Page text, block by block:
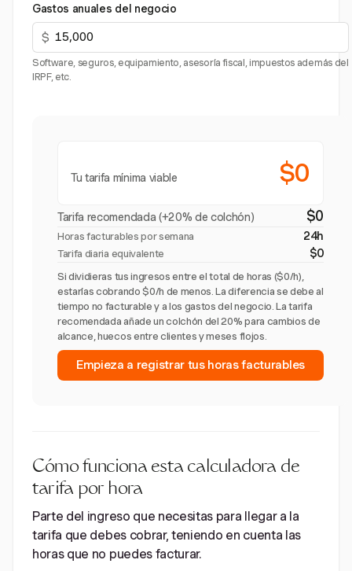
Gastos anuales del negocio
$
Software, seguros, equipamiento, asesoría fiscal, impuestos además del
IRPF, etc.
Tu tarifa mínima viable $0
Tarifa recomendada (+20% de colchón) $0
Horas facturables por semana 24h
Tarifa diaria equivalente $0
Si dividieras tus ingresos entre el total de horas ($0/h),
estarías cobrando $0/h de menos. La diferencia se debe al
tiempo no facturable y a los gastos del negocio. La tarifa
recomendada añade un colchón del 20% para cambios de
alcance, huecos entre clientes y meses flojos.
Empieza a registrar tus horas facturables
Cómo funciona esta calculadora de
tarifa por hora
Parte del ingreso que necesitas para llegar a la
tarifa que debes cobrar, teniendo en cuenta las
horas que no puedes facturar.